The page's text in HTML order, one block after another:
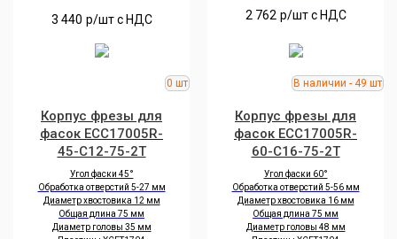
3 440 р/шт c НДС 2 762 р/шт c НДС
Корпус фрезы для
фасок ECC17005R-
45-C12-75-2T
Угол фаски 45°
Обработка отверстий 5-27 мм
Диаметр хвостовика 12 мм
Общая длина 75 мм
Диаметр головы 35 мм
Корпус фрезы для
фасок ECC17005R-
60-C16-75-2T
Угол фаски 60°
Обработка отверстий 5-56 мм
Диаметр хвостовика 16 мм
Общая длина 75 мм
Диаметр головы 48 мм